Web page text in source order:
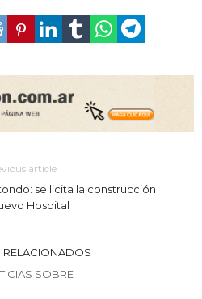
article
se licita la construcción
Hospital
RELACIONADOS
SOBRE